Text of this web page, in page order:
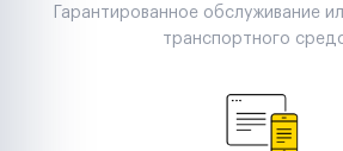
Строительные компании
Аренда спецтехники
Гарантированное обслуживание
транспортного